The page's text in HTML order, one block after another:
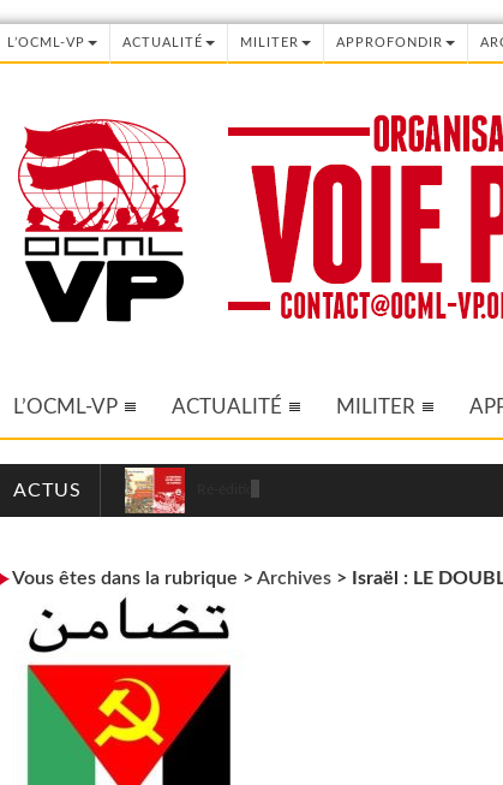
L’OCML-VP ACTUALITÉ MILITER APPROFONDIR
L’OCML-VP ACTUALITÉ MILITER
ACTUS
Vous êtes dans la rubrique > Archives> Israël : LE